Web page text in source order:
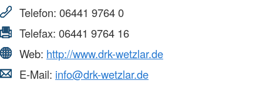
Telefon: 06441 9764 0
Telefax: 06441 9764 16
Web: http://www.drk-wetzlar.de
E-Mail: info@drk-wetzlar.de